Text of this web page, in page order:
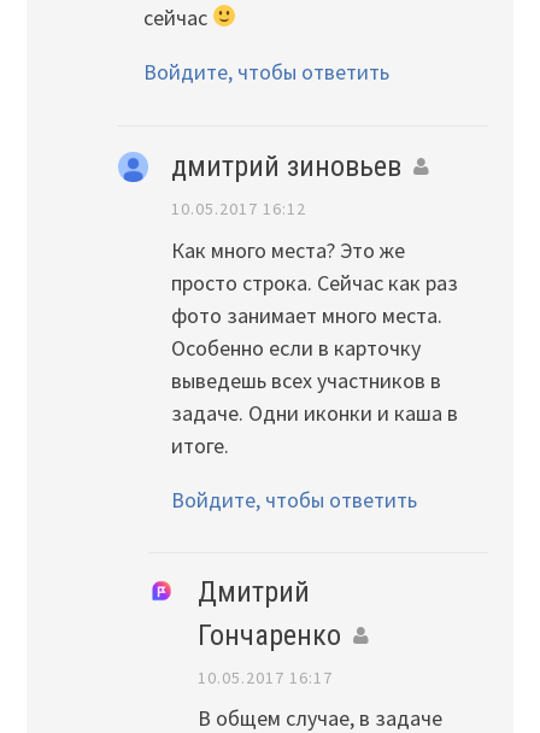
сейчас
Войдите, чтобы ответить
дмитрий зиновьев
10.05.2017 16:12
Как много места? Это же
просто строка. Сейчас как раз
фото занимает много места.
Особенно если в карточку
выведешь всех участников в
задаче. Одни иконки и каша в
итоге.
Войдите, чтобы ответить
Дмитрий
Гончаренко
10.05.2017 16:17
В общем случае, в задаче